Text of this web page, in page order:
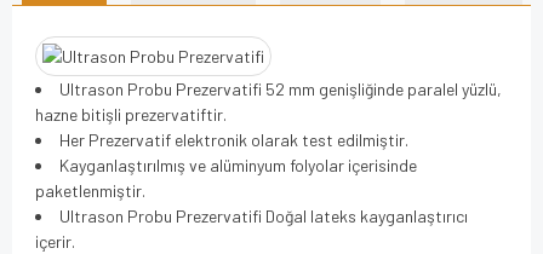
Ultrason Probu Prezervatifi 52 mm genişliğinde paralel yüzlü,
hazne bitişli prezervatiftir.
Her Prezervatif elektronik olarak test edilmiştir.
Kayganlaştırılmış ve alüminyum folyolar içerisinde
paketlenmiştir.
Ultrason Probu Prezervatifi Doğal lateks kayganlaştırıcı
içerir.